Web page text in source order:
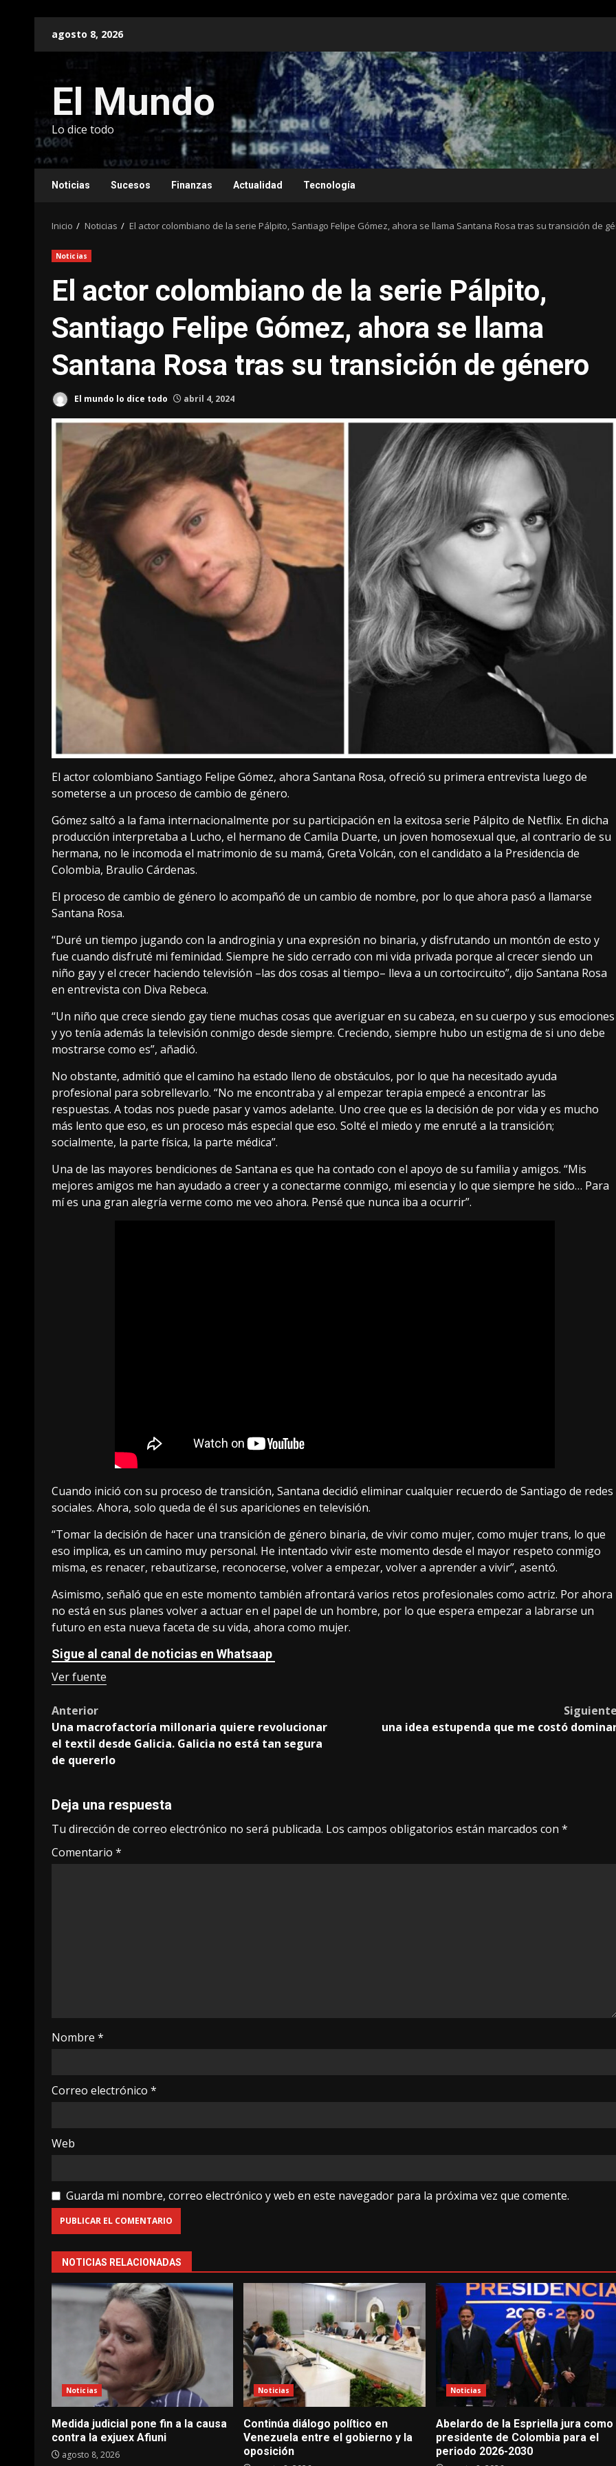
agosto 8, 2026
El Mundo
Lo dice todo
Noticias Sucesos Finanzas Actualidad Tecnología
Inicio Noticias El actor colombiano de la serie Pálpito, Santiago Felipe Gómez, ahora se llama Santana Rosa tras su transición de
Noticias
El actor colombiano de la serie Pálpito,
Santiago Felipe Gómez, ahora se llama
Santana Rosa tras su transición de género
El mundo lo dice todo abril 4, 2024
El actor colombiano Santiago Felipe Gómez, ahora Santana Rosa, ofreció su primera entrevista luego de
someterse a un proceso de cambio de género.
Gómez saltó a la fama internacionalmente por su participación en la exitosa serie Pálpito de Netflix. En dicha
producción interpretaba a Lucho, el hermano de Camila Duarte, un joven homosexual que, al contrario de su
hermana, no le incomoda el matrimonio de su mamá, Greta Volcán, con el candidato a la Presidencia de
Colombia, Braulio Cárdenas.
El proceso de cambio de género lo acompañó de un cambio de nombre, por lo que ahora pasó a llamarse
Santana Rosa.
“Duré un tiempo jugando con la androginia y una expresión no binaria, y disfrutando un montón de esto y
fue cuando disfruté mi feminidad. Siempre he sido cerrado con mi vida privada porque al crecer siendo un
niño gay y el crecer haciendo televisión –las dos cosas al tiempo– lleva a un cortocircuito”, dijo Santana Rosa
en entrevista con Diva Rebeca.
“Un niño que crece siendo gay tiene muchas cosas que averiguar en su cabeza, en su cuerpo y sus emociones
y yo tenía además la televisión conmigo desde siempre. Creciendo, siempre hubo un estigma de si uno debe
mostrarse como es”, añadió.
No obstante, admitió que el camino ha estado lleno de obstáculos, por lo que ha necesitado ayuda
profesional para sobrellevarlo. “No me encontraba y al empezar terapia empecé a encontrar las
respuestas. A todas nos puede pasar y vamos adelante. Uno cree que es la decisión de por vida y es mucho
más lento que eso, es un proceso más especial que eso. Solté el miedo y me enruté a la transición;
socialmente, la parte física, la parte médica”.
Una de las mayores bendiciones de Santana es que ha contado con el apoyo de su familia y amigos. “Mis
mejores amigos me han ayudado a creer y a conectarme conmigo, mi esencia y lo que siempre he sido… Para
mí es una gran alegría verme como me veo ahora. Pensé que nunca iba a ocurrir”.
Cuando inició con su proceso de transición, Santana decidió eliminar cualquier recuerdo de Santiago de redes
sociales. Ahora, solo queda de él sus apariciones en televisión.
“Tomar la decisión de hacer una transición de género binaria, de vivir como mujer, como mujer trans, lo que
eso implica, es un camino muy personal. He intentado vivir este momento desde el mayor respeto conmigo
misma, es renacer, rebautizarse, reconocerse, volver a empezar, volver a aprender a vivir”, asentó.
Asimismo, señaló que en este momento también afrontará varios retos profesionales como actriz. Por ahora
no está en sus planes volver a actuar en el papel de un hombre, por lo que espera empezar a labrarse un
futuro en esta nueva faceta de su vida, ahora como mujer.
Sigue al canal de noticias en Whatsaap
Ver fuente
Post
navigation
Anterior
Una macrofactoría millonaria quiere revolucionar
el textil desde Galicia. Galicia no está tan segura
de quererlo
una idea estupenda que me costó
Deja una respuesta
Tu dirección de correo electrónico no será publicada. Los campos obligatorios están marcados con *
Comentario *
Nombre *
Correo electrónico *
Web
Guarda mi nombre, correo electrónico y web en este navegador para la próxima vez que comente.
NOTICIAS RELACIONADAS
Noticias
Medida judicial pone fin a la causa
contra la exjuex Afiuni
agosto 8, 2026
Noticias
Continúa diálogo político en
Venezuela entre el gobierno y la
oposición
Noticias
Abelardo de la Espriella jura como
presidente de Colombia para el
periodo 2026-2030